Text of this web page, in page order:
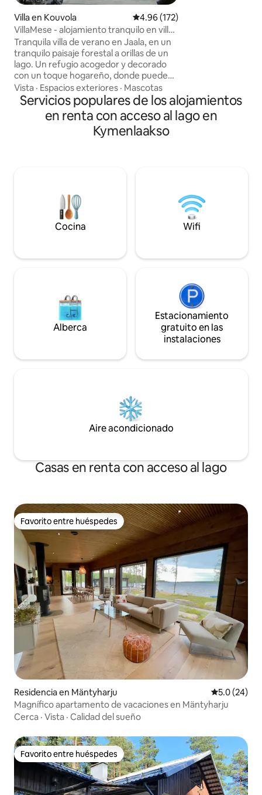
Villa en Kouvola Calificación promedio: 4.96 de
4.96 (172)
VillaMese - alojamiento tranquilo en villa
en Jaala
Tranquila villa de verano en Jaala, en un
tranquilo paisaje forestal a orillas de un
lago. Un refugio acogedor y decorado
con un toque hogareño, donde pueden
alojarse cómodamente de 2 a 4
personas. La villa cuenta con una sauna
propia calentada con leña, así como una
sauna exterior en la orilla, también
calentada con leña. El patio está bien
cercano ofrece una gran variedad de
rutas para correr y hacer senderismo.
Vista · Espacios exteriores · Mascotas
capital está a
No apta para
Servicios populares de los alojamientos
en renta con acceso al lago en
Kymenlaakso
Cocina Wifi
Alberca
Estacionamiento
gratuito en las
instalaciones
Aire acondicionado
Casas en renta con acceso al lago
Favorito entre huéspedes
Favorito entre huéspedes
Residencia en Mäntyharju Calificación
5.0 (24)
Magnífico apartamento de vacaciones en Mäntyharju
Cerca · Vista · Calidad del sueño
Favorito entre huéspedes
Favorito entre huéspedes